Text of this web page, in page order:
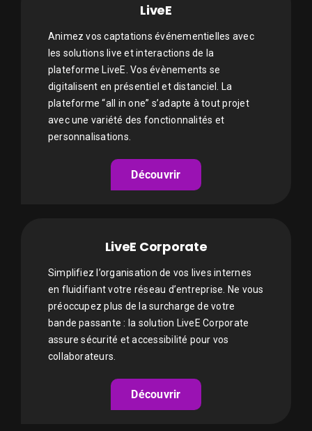
LiveE
Animez vos captations événementielles avec
les solutions live et interactions de la
plateforme LiveE. Vos évènements se
digitalisent en présentiel et distanciel. La
plateforme “all in one” s’adapte à tout projet
avec une variété des fonctionnalités et
personnalisations.
Découvrir
LiveE Corporate
Simplifiez l’organisation de vos lives internes
en fluidifiant votre réseau d’entreprise. Ne vous
préoccupez plus de la surcharge de votre
bande passante : la solution LiveE Corporate
assure sécurité et accessibilité pour vos
collaborateurs.
Découvrir